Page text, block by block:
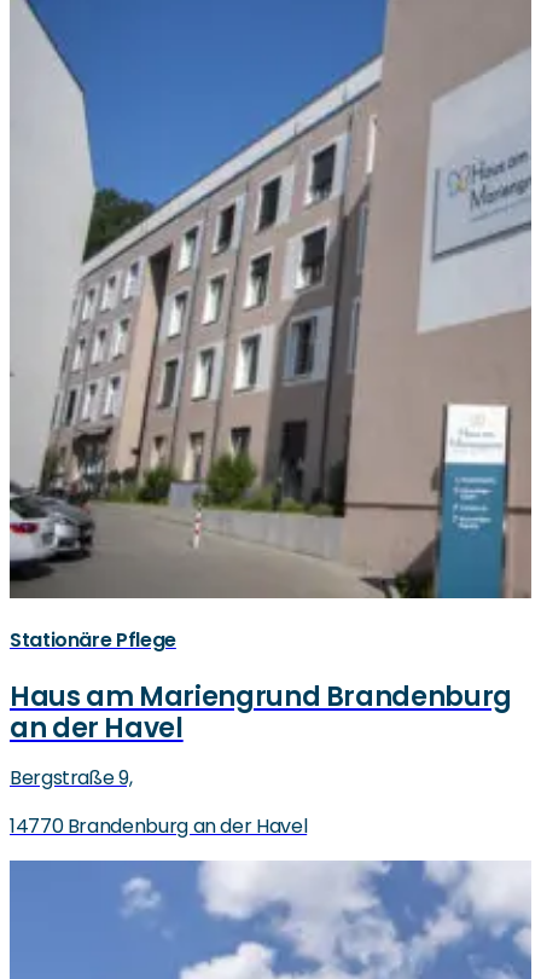
Stationäre Pflege
Haus am Mariengrund Brandenburg
an der Havel
Bergstraße 9,
14770 Brandenburg an der Havel